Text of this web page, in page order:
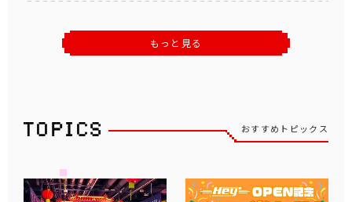
もっと見る
おすすめトピックス